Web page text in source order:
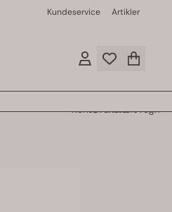
Kundeservice Artikler
KontoFavoritter
Handlevogn